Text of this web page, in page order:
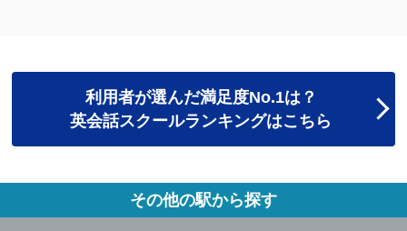
利用者が選んだ満足度No.1は？
英会話スクールランキングはこちら
その他の駅から探す